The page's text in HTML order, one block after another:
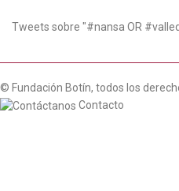
Tweets sobre "#nansa OR
© Fundación Botín, todos los
Contacto